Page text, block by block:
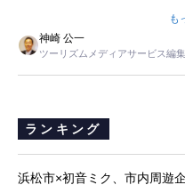
ました。母の住まいから近い
すが、私と妹にとっては、半
は、当人だけではなく、世話を
と思いました。
も
神崎 公一
ツーリズムメディアサービス編
ランキング
浜松市×初音ミク、市内周遊